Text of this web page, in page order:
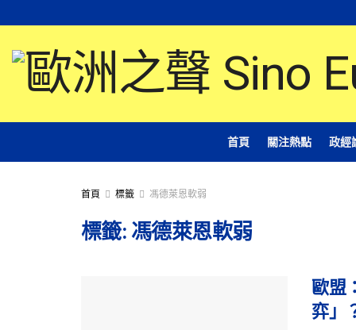
首頁 關注熱點 政經
首頁 標籤 馮德萊恩軟弱
標籤: 馮德萊恩軟弱
歐盟
弈」